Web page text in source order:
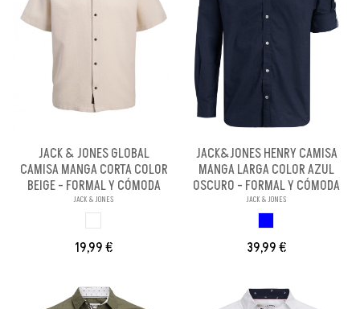
JACK & JONES GLOBAL
CAMISA MANGA CORTA COLOR
BEIGE - FORMAL Y CÓMODA
JACK & JONES
19,99 €
JACK&JONES HENRY CAMISA
MANGA LARGA COLOR AZUL
OSCURO - FORMAL Y CÓMODA
JACK & JONES
39,99 €